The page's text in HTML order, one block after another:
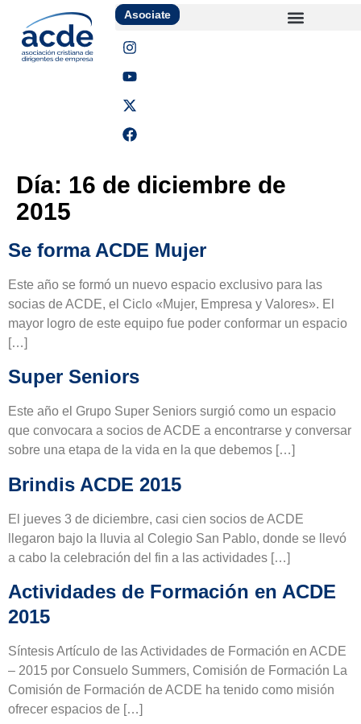
Asociate
Día: 16 de diciembre de
2015
Se forma ACDE Mujer
Este año se formó un nuevo espacio exclusivo para las
socias de ACDE, el Ciclo «Mujer, Empresa y Valores». El
mayor logro de este equipo fue poder conformar un espacio
[…]
Super Seniors
Este año el Grupo Super Seniors surgió como un espacio
que convocara a socios de ACDE a encontrarse y conversar
sobre una etapa de la vida en la que debemos […]
Brindis ACDE 2015
El jueves 3 de diciembre, casi cien socios de ACDE
llegaron bajo la lluvia al Colegio San Pablo, donde se llevó
a cabo la celebración del fin a las actividades […]
Actividades de Formación en ACDE
2015
Síntesis Artículo de las Actividades de Formación en ACDE
– 2015 por Consuelo Summers, Comisión de Formación La
Comisión de Formación de ACDE ha tenido como misión
ofrecer espacios de […]